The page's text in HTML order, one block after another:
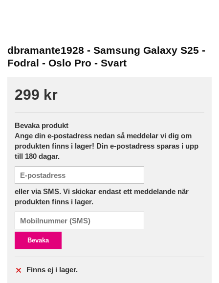
dbramante1928 - Samsung Galaxy S25 -
Fodral - Oslo Pro - Svart
299 kr
Bevaka produkt
Ange din e-postadress nedan så meddelar vi dig om
produkten finns i lager! Din e-postadress sparas i upp
till 180 dagar.
eller via SMS. Vi skickar endast ett meddelande när
produkten finns i lager.
Bevaka
Finns ej i lager.